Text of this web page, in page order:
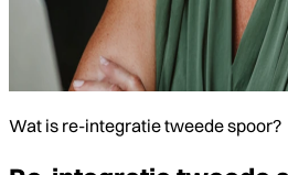
Wat is re-integratie tweede spoor?